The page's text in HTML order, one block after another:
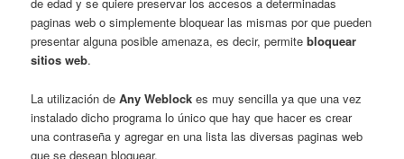
de edad y se quiere preservar los accesos a determinadas
paginas web o simplemente bloquear las mismas por que pueden
presentar alguna posible amenaza, es decir, permitebloquear
sitios web.
La utilización deAny Weblock es muy sencilla ya que una vez
instalado dicho programa lo único que hay que hacer es crear
una contraseña y agregar en una lista las diversas paginas web
que se desean bloquear.